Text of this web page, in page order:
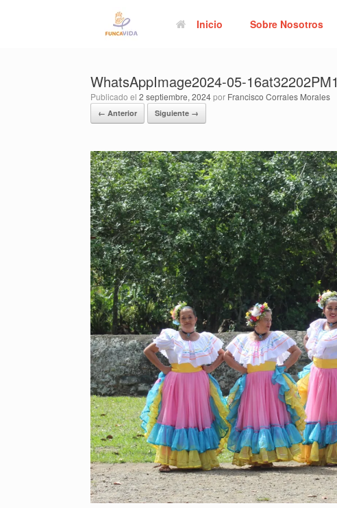
Inicio Sobre Nosotros
WhatsAppImage2024-05-16at32202PM1
Publicado el 2 septiembre, 2024por Francisco Corrales Morales
← Anterior Siguiente →